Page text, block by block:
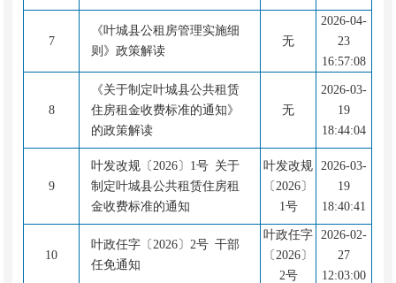
7
《叶城县公租房管理实施细
则》政策解读
无
2026-04-
23
16:57:08
8
《关于制定叶城县公共租赁
住房租金收费标准的通知》
的政策解读
无
2026-03-
19
18:44:04
9
叶发改规〔2026〕1号 关于
制定叶城县公共租赁住房租
金收费标准的通知
叶发改规
〔2026〕
1号
2026-03-
19
18:40:41
10
叶政任字〔2026〕2号 干部
任免通知
叶政任字
〔2026〕
2号
2026-02-
27
12:03:00